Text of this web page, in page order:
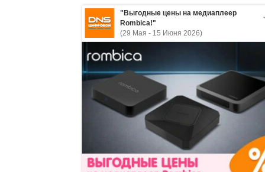
"Выгодные цены на медиаплеер
Rombica!"
(29 Мая - 15 Июня 2026)